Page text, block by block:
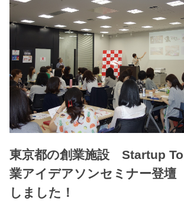
東京都の創業施設 Startup
業アイデアソンセミナー登
しました！